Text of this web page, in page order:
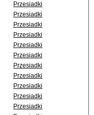
Przesiadki
Przesiadki
Przesiadki
Przesiadki
Przesiadki
Przesiadki
Przesiadki
Przesiadki
Przesiadki
Przesiadki
Przesiadki